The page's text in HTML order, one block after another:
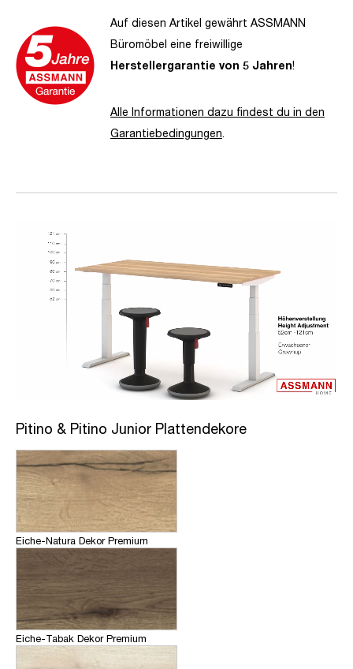
Auf diesen Artikel gewährt ASSMANN
Büromöbel eine freiwillige
Herstellergarantie von 5 Jahren!
Alle Informationen dazu findest du in den
Garantiebedingungen.
Pitino & Pitino Junior Plattendekore
Eiche-Natura Dekor Premium
Eiche-Tabak Dekor Premium